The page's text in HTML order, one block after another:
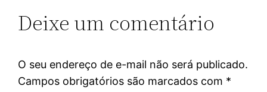
Deixe um comentário
O seu endereço de e-mail não será publicado.
Campos obrigatórios são marcados com *